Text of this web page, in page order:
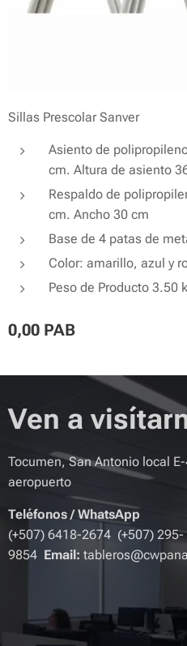
Sillas Prescolar Sanver
Asiento de
cm. Altura de asiento
Respaldo de
cm. Ancho 30 cm
Base de 4 patas de
Color: amarillo, azul y
Peso de Producto 3.50
0,00 PAB
Ven a
Tocumen, San Antonio local
aeropuerto
Teléfonos/WhatsApp
(+507) 6418-2674 (+507) 295-
9854 Email: